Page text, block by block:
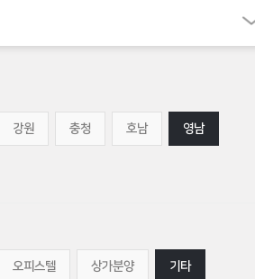
강원 충청 호남 영남
오피스텔 상가분양 기타